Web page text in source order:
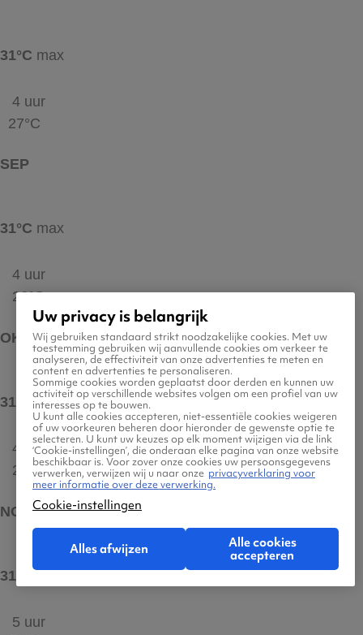
31°C max
4 uur
27°C
SEP
31°C max
4 uur
26°C
OKT
31°C max
4 uur
26°C
NOV
31°C
5 uur
Uw privacy is belangrijk
Wij gebruiken standaard strikt noodzakelijke cookies. Met uw
toestemming gebruiken wij aanvullende cookies om verkeer te
analyseren, de effectiviteit van onze advertenties te meten en
content en advertenties te personaliseren.
Sommige cookies worden geplaatst door derden en kunnen uw
activiteit op verschillende websites volgen om een profiel van uw
interesses op te bouwen.
U kunt alle cookies accepteren, niet-essentiële cookies weigeren
of uw voorkeuren beheren door hieronder de gewenste optie te
selecteren. U kunt uw keuzes op elk moment wijzigen via de link
‘Cookie-instellingen’, die onderaan elke pagina van onze website
beschikbaar is. Voor zover onze cookies uw persoonsgegevens
verwerken, verwijzen wij u naar onze privacyverklaring voor
meer informatie over deze verwerking.
Cookie-instellingen
Alles afwijzen
Alle cookies
accepteren